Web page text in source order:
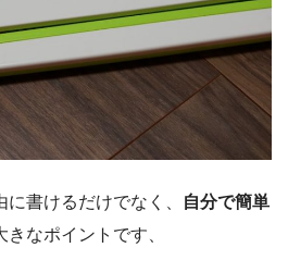
書けるだけでなく、
自分で簡単
きなポイントです、